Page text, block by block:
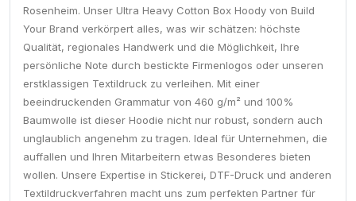
Rosenheim. Unser Ultra Heavy Cotton Box Hoody von Build
Your Brand verkörpert alles, was wir schätzen: höchste
Qualität, regionales Handwerk und die Möglichkeit, Ihre
persönliche Note durch bestickte Firmenlogos oder unseren
erstklassigen Textildruck zu verleihen. Mit einer
beeindruckenden Grammatur von 460 g/m² und 100%
Baumwolle ist dieser Hoodie nicht nur robust, sondern auch
unglaublich angenehm zu tragen. Ideal für Unternehmen, die
auffallen und Ihren Mitarbeitern etwas Besonderes bieten
wollen. Unsere Expertise in Stickerei, DTF-Druck und anderen
Textildruckverfahren macht uns zum perfekten Partner für